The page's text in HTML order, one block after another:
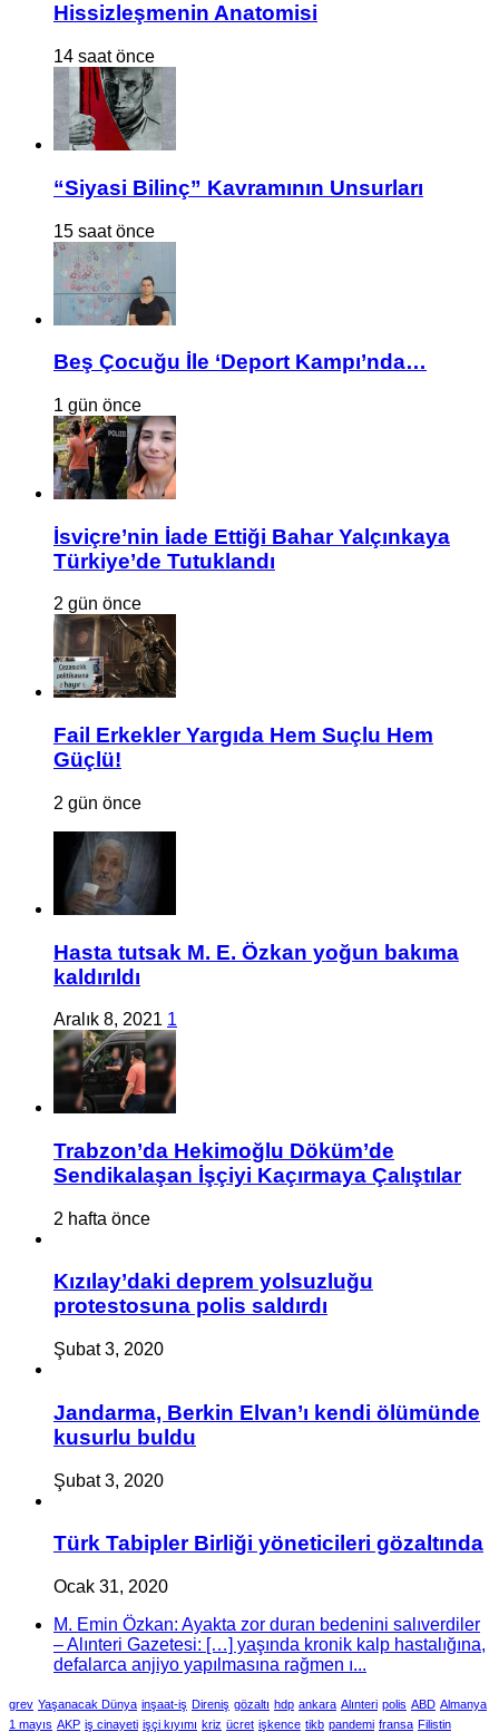
Hissizleşmenin Anatomisi
14 saat önce
“Siyasi Bilinç” Kavramının Unsurları
15 saat önce
Beş Çocuğu İle ‘Deport Kampı’nda…
1 gün önce
İsviçre’nin İade Ettiği Bahar Yalçınkaya
Türkiye’de Tutuklandı
2 gün önce
Fail Erkekler Yargıda Hem Suçlu Hem
Güçlü!
2 gün önce
Hasta tutsak M. E. Özkan yoğun bakıma
kaldırıldı
Aralık 8, 2021 1
Trabzon’da Hekimoğlu Döküm’de
Sendikalaşan İşçiyi Kaçırmaya Çalıştılar
2 hafta önce
Kızılay’daki deprem yolsuzluğu
protestosuna polis saldırdı
Şubat 3, 2020
Jandarma, Berkin Elvan’ı kendi ölümünde
kusurlu buldu
Şubat 3, 2020
Türk Tabipler Birliği yöneticileri gözaltında
Ocak 31, 2020
M. Emin Özkan: Ayakta zor duran bedenini salıverdiler
– Alınteri Gazetesi: […] yaşında kronik kalp hastalığına,
defalarca anjiyo yapılmasına rağmen ı...
grev Yaşanacak Dünya inşaat-iş Direniş gözaltı hdp ankara Alınteri polis ABD Almanya
1 mayıs AKP iş cinayeti işçi kıyımı kriz ücret işkence tikb pandemi fransa Filistin